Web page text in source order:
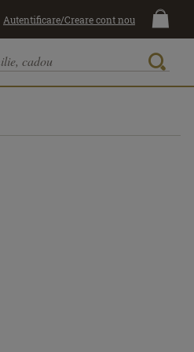
Autentificare/Creare cont nou